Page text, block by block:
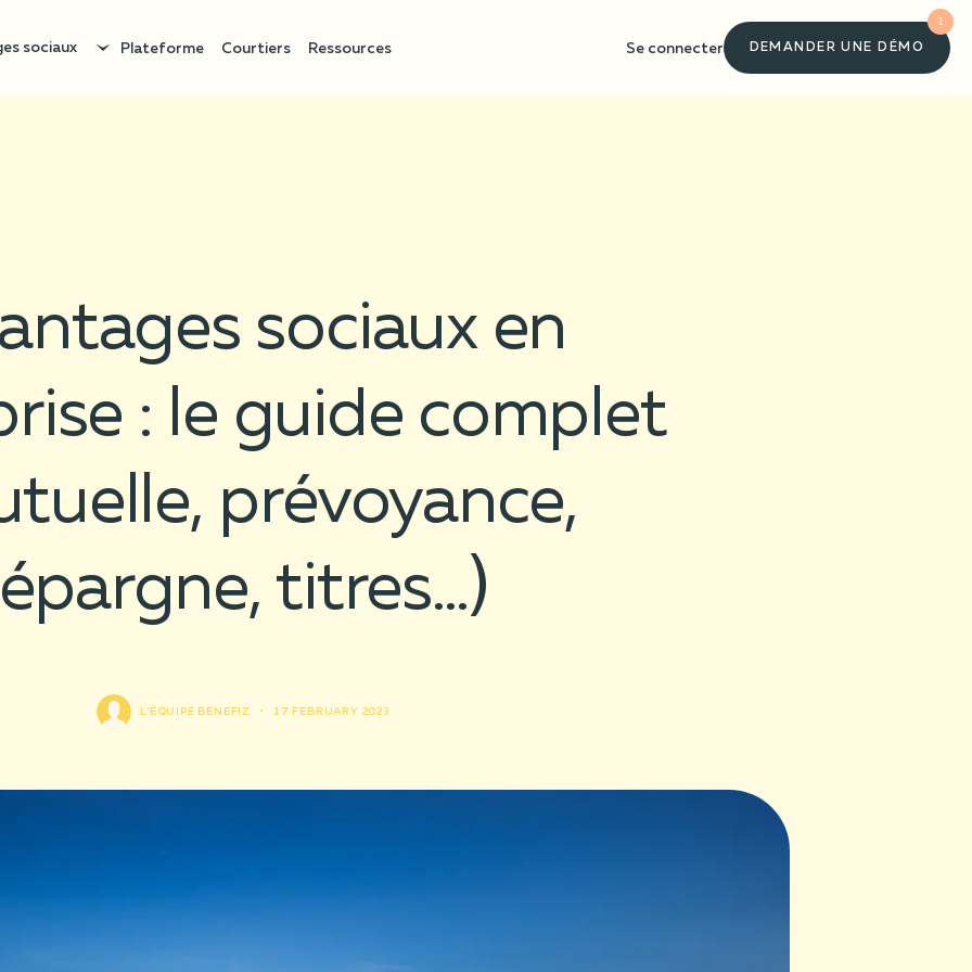
sociaux Plateforme Courtiers Ressources Se connecter DEMANDER UNE DÉMO
1
sociaux en
: le guide complet
prévoyance,
titres…)
L'ÉQUIPE BENEFIZ • 17 FEBRUARY 2023